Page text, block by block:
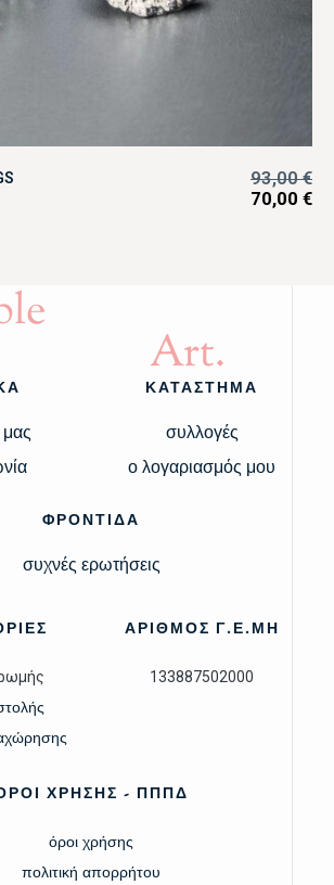
93,00€
70,00 €
Art.
μας
ΚΑΤΑΣΤΗΜΑ
συλλογές
ο λογαριασμός μου
ΦΡΟΝΤΙΔΑ
συχνές ερωτήσεις
ΑΡΙΘΜΟΣ Γ.Ε.ΜΗ
133887502000
ΧΡΗΣΗΣ - ΠΠΠΔ
όροι χρήσης
πολιτική απορρήτου